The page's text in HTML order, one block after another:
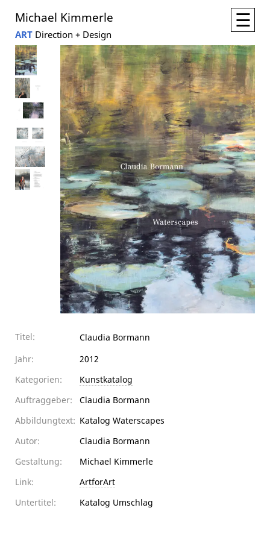
Michael Kimmerle
ART Direction + Design
☰
Titel:
Claudia Bormann
Jahr:
2012
Kategorien:
Kunstkatalog
Auftraggeber:
Claudia Bormann
Abbildungtext: Katalog Waterscapes
Autor:
Claudia Bormann
Gestaltung:
Michael Kimmerle
Link:
ArtforArt
Untertitel:
Katalog Umschlag